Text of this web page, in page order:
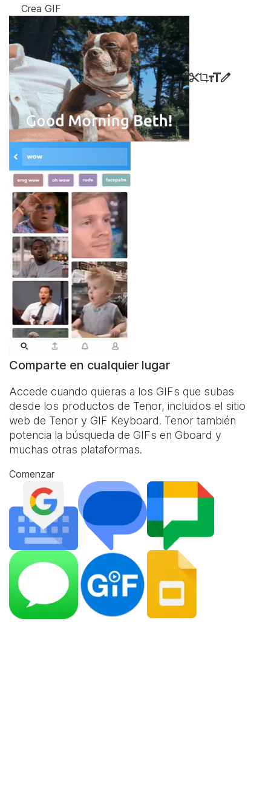
Crea GIF
Comparte en cualquier lugar
Accede cuando quieras a los GIFs que subas
desde los productos de Tenor, incluidos el sitio
web de Tenor y GIF Keyboard. Tenor también
potencia la búsqueda de GIFs en Gboard y
muchas otras plataformas.
Comenzar